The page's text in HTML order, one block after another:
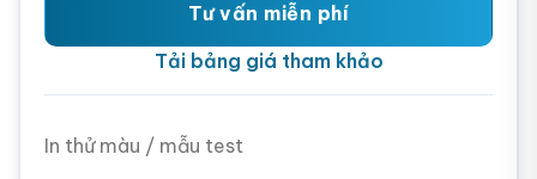
Tư vấn miễn phí
Tải bảng giá tham khảo
In thử màu / mẫu test